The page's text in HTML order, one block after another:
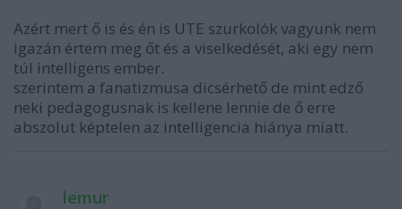
Azért mert ő is és én is UTE szurkolók vagyunk nem
igazán értem meg őt és a viselkedését, aki egy nem
túl intelligens ember.
szerintem a fanatizmusa dicsérhető de mint edző
neki pedagogusnak is kellene lennie de ő erre
abszolut képtelen az intelligencia hiánya miatt.
lemur